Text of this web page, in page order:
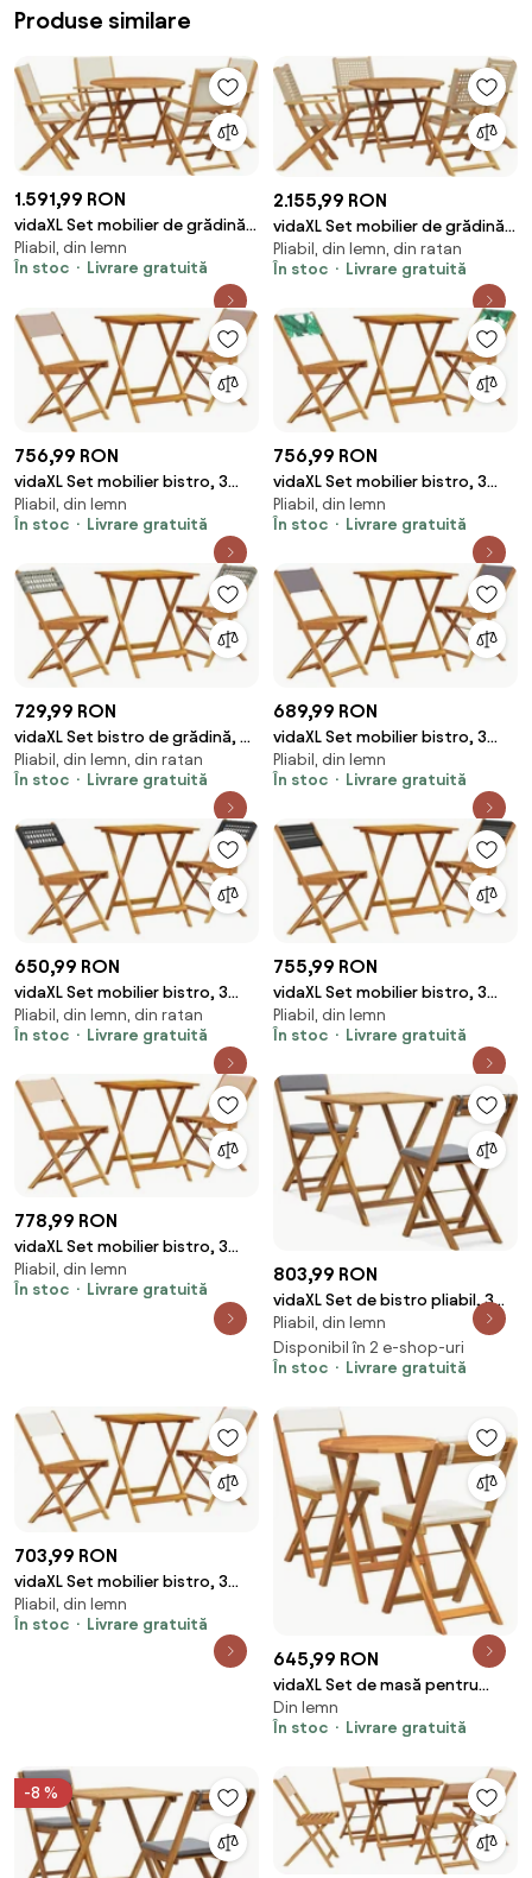
Produse similare
1.591,99 RON
vidaXL Set mobilier de grădină 5
piese textil alb crem/lemn
masiv
Pliabil, din lemn
În stoc
Livrare gratuită
2.155,99 RON
vidaXL Set mobilier de grădină,
5 piese, bej, poliratan și lemn
masiv
Pliabil, din lemn, din ratan
În stoc
Livrare gratuită
756,99 RON
vidaXL Set mobilier bistro, 3
piese, textil taupe/lemn masiv
Pliabil, din lemn
În stoc
Livrare gratuită
756,99 RON
vidaXL Set mobilier bistro, 3
piese, textil model frunze/lemn
masiv
Pliabil, din lemn
În stoc
Livrare gratuită
729,99 RON
vidaXL Set bistro de grădină, 3
piese, gri, poliratan și lemn
masiv
Pliabil, din lemn, din ratan
În stoc
Livrare gratuită
689,99 RON
vidaXL Set mobilier bistro, 3
piese, textil antracit/lemn
masiv
Pliabil, din lemn
În stoc
Livrare gratuită
650,99 RON
vidaXL Set mobilier bistro, 3
piese, negru, poliratan și lemn
masiv
Pliabil, din lemn, din ratan
În stoc
Livrare gratuită
755,99 RON
vidaXL Set mobilier bistro, 3
piese, negru, polipropilenă
lemn masiv
Pliabil, din lemn
În stoc
Livrare gratuită
778,99 RON
vidaXL Set mobilier bistro, 3
piese, textil bej/lemn masiv
Pliabil, din lemn
În stoc
Livrare gratuită
803,99 RON
vidaXL Set de bistro pliabil, 3
piese, cu perne, lemn masiv de
acacia
Pliabil, din lemn
Disponibil în 2 e-shop-uri
În stoc
Livrare gratuită
703,99 RON
vidaXL Set mobilier bistro, 3
piese, textil alb crem/lemn
masiv
Pliabil, din lemn
În stoc
Livrare gratuită
645,99 RON
vidaXL Set de masă pentru
grădină cu pernă 3 pcs Ulei
Natural
Din lemn
În stoc
Livrare gratuită
-8 %